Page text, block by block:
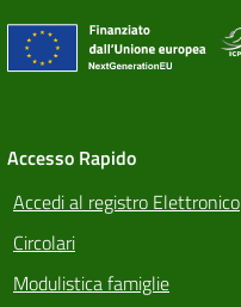
Accesso Rapido
Accedi al registro Elettronico
Circolari
Modulistica famiglie